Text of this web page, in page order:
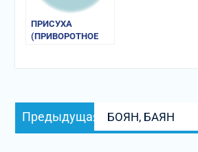
ПРИСУХА
(ПРИВОРОТНОЕ
Навигация
по
Предыдущая
запись:
БОЯН, БАЯН